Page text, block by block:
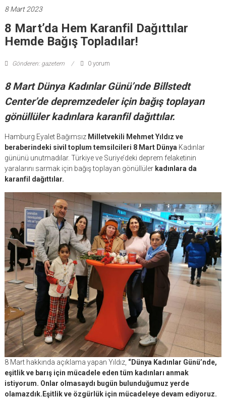
8 Mart 2023
8 Mart’da Hem Karanfil Dağıttılar
Hemde Bağış Topladılar!
Gönderen: gazetem 0 yorum
8 Mart Dünya Kadınlar Günü’nde Billstedt
Center’de depremzedeler için bağış toplayan
gönüllüler kadınlara karanfil dağıttılar.
Hamburg Eyalet Bağımsız Milletvekili Mehmet Yıldız ve
beraberindeki sivil toplum temsilcileri 8 Mart Dünya Kadınlar
gününü unutmadılar. Türkiye ve Suriye’deki deprem felaketinin
yaralarını sarmak için bağış toplayan gönüllüler kadınlara da
karanfil dağıttılar.
8 Mart hakkında açıklama yapan Yıldız, “Dünya Kadınlar Günü’nde,
eşitlik ve barış için mücadele eden tüm kadınları anmak
istiyorum. Onlar olmasaydı bugün bulunduğumuz yerde
olamazdık.Eşitlik ve özgürlük için mücadeleye devam ediyoruz.